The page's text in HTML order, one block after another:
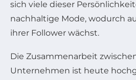
sich viele dieser
nachhaltige Mode, wodurch
ihrer Follower wächst.
Die Zusammenarbeit
Unternehmen ist heute